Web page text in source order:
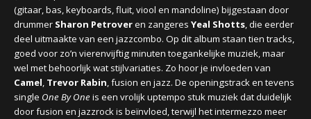
(gitaar, bas, keyboards, fluit, viool en mandoline) bijgestaan door
drummer Sharon Petroveren zangeres Yeal Shotts, die eerder
deel uitmaakte van een jazzcombo. Op dit album staan tien tracks,
goed voor zo’n vierenvijftig minuten toegankelijke muziek, maar
wel met behoorlijk wat stijlvariaties. Zo hoor je invloeden van
Camel, Trevor Rabin, fusion en jazz. De openingstrack en tevens
single One By Oneis een vrolijk uptempo stuk muziek dat duidelijk
door fusion en jazzrock is beïnvloed, terwijl het intermezzo meer